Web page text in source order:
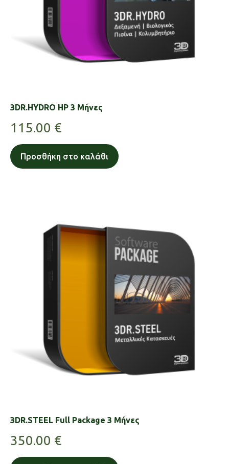
3DR.HYDRO HP 3 Μήνες
115.00 €
Προσθήκη στο καλάθι
3DR.STEEL Full Package 3 Μήνες
350.00 €